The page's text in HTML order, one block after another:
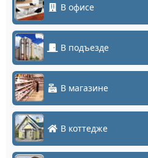
В офисе
В подъезде
В магазине
В коттедже